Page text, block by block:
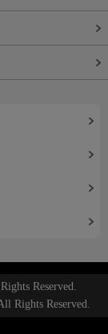
Reserved.
Rights Reserved.